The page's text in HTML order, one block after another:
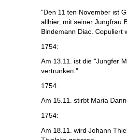
"Den 11 ten November ist
allhier, mit seiner Jungfrau
Bindemann Diac. Copuliert
1754:
Am 13.11. ist die "Jungfer
vertrunken."
1754:
Am 15.11. stirbt Maria
1754:
Am 18.11. wird Johann